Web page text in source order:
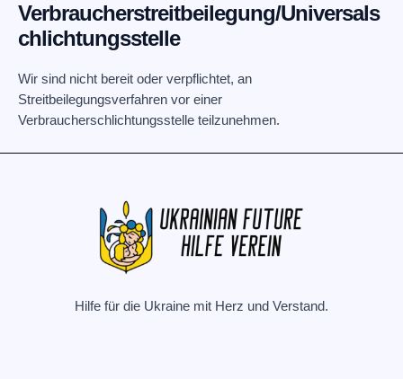
Verbraucherstreitbeilegung/Universals
chlichtungsstelle
Wir sind nicht bereit oder verpflichtet, an
Streitbeilegungsverfahren vor einer
Verbraucherschlichtungsstelle teilzunehmen.
Hilfe für die Ukraine mit Herz und Verstand.